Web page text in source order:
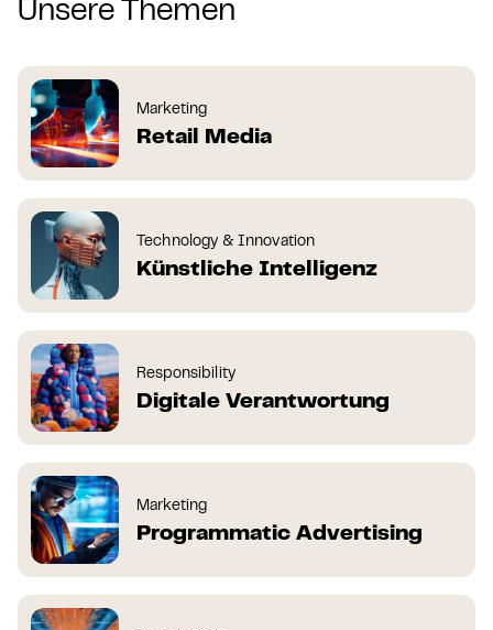
Unsere Themen
Marketing
Retail Media
Technology & Innovation
Künstliche Intelligenz
Responsibility
Digitale Verantwortung
Marketing
Programmatic Advertising